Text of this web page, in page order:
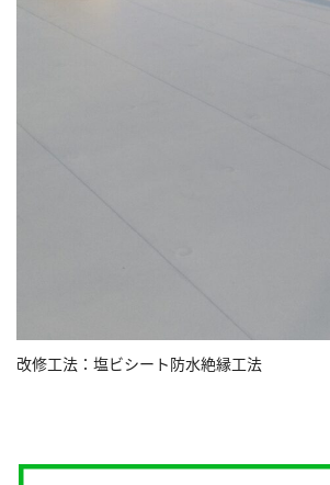
改修工法：塩ビシート防水絶縁工法